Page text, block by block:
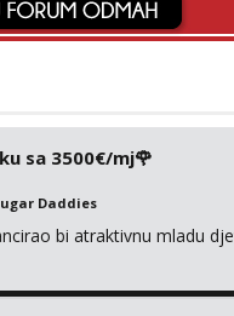
sa 3500€/mj🌹
Daddies
bi atraktivnu mladu